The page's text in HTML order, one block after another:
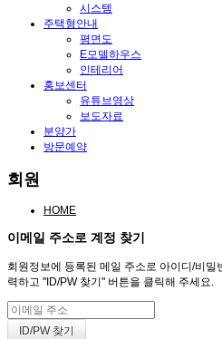
시스템
주택형안내
평면도
E모델하우스
인테리어
홍보센터
유튜브영상
보도자료
분양가
방문예약
회원
HOME
이메일 주소로 계정 찾기
회원정보에 등록된 메일 주소로 아이디/비
력하고 "ID/PW 찾기" 버튼을 클릭해 주세요.